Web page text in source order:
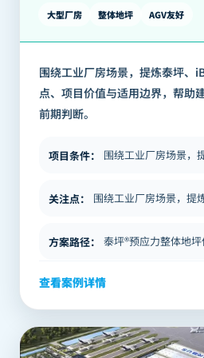
产！
大型厂房 整体地坪 AGV友好
围绕工业厂房场景，提炼泰坪、
点、项目价值与适用边界，帮助
前期判断。
项目条件：
关注点：
方案路径：
查看案例详情